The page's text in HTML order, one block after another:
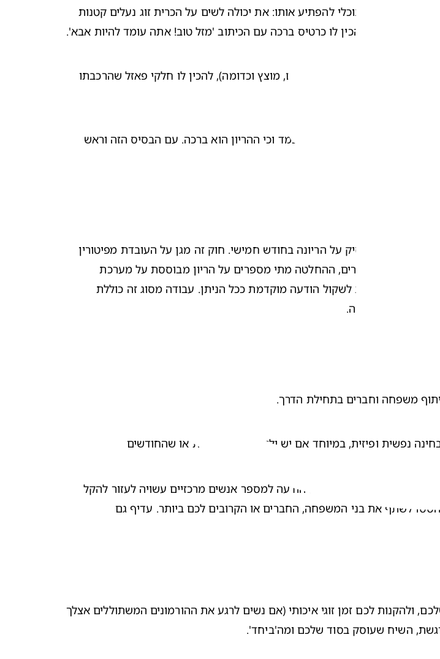
פרצוף) או להכין לו כרטיס ברכה עם הכיתוב 'מזל טוב! אתה עומד להיות אבא'.
דרך יצירתית ומקורית נוספת, היא הכנת חבילת מתנה לאבא לעתיד, הכוללת מגוון אביזרים שיוכלו לעזור לו (כיסוי עיניים, מוצץ וכדומה), להכין לו חלקי פאזל שהרכבתו
משפחה וחברים בתחילת הדרך.
ותסמינים לא נעימים אחרים. הודעה למספר אנשים מרכזיים עשויה לעזור להקל
לכם זמן זוגי איכותי (אם נשים לרגע את ההורמונים
השיח שעוסק בסוד שלכם ומה'ביחד'.